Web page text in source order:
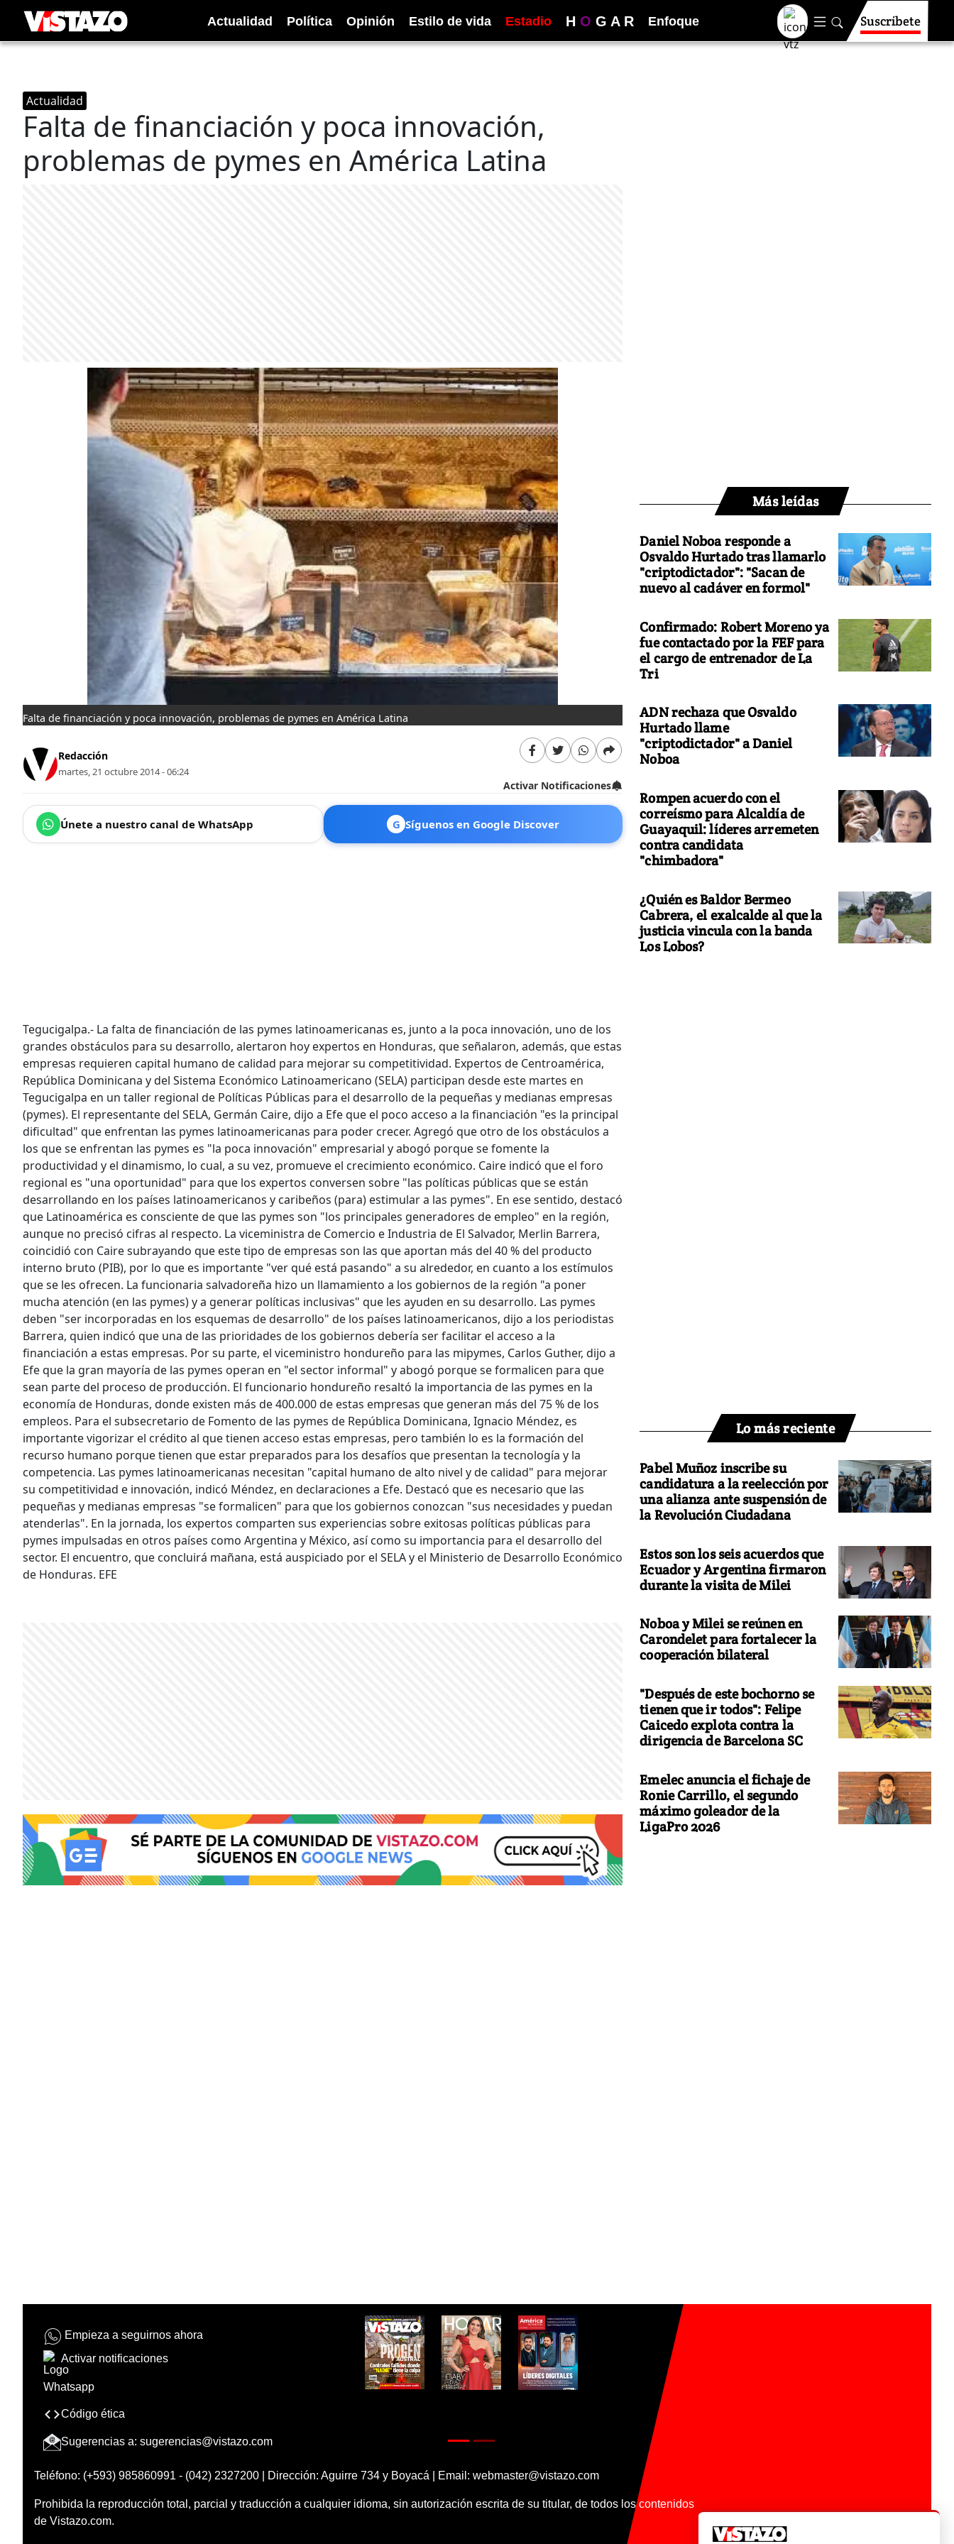
Actualidad Política Opinión Estilo de vida Estadio H O G A R Enfoque Suscríbete
Actualidad
Falta de financiación y poca innovación,
problemas de pymes en América Latina
Falta de financiación y poca innovación, problemas de pymes en América Latina
Redacción
martes, 21 octubre 2014 - 06:24
Activar Notificaciones
Únete a nuestro canal de WhatsApp G Síguenos en Google Discover
Tegucigalpa.- La falta de financiación de las pymes latinoamericanas es, junto a la poca innovación, uno de los
grandes obstáculos para su desarrollo, alertaron hoy expertos en Honduras, que señalaron, además, que estas
empresas requieren capital humano de calidad para mejorar su competitividad. Expertos de Centroamérica,
República Dominicana y del Sistema Económico Latinoamericano (SELA) participan desde este martes en
Tegucigalpa en un taller regional de Políticas Públicas para el desarrollo de la pequeñas y medianas empresas
(pymes). El representante del SELA, Germán Caire, dijo a Efe que el poco acceso a la financiación "es la principal
dificultad" que enfrentan las pymes latinoamericanas para poder crecer. Agregó que otro de los obstáculos a
los que se enfrentan las pymes es "la poca innovación" empresarial y abogó porque se fomente la
productividad y el dinamismo, lo cual, a su vez, promueve el crecimiento económico. Caire indicó que el foro
regional es "una oportunidad" para que los expertos conversen sobre "las políticas públicas que se están
desarrollando en los países latinoamericanos y caribeños (para) estimular a las pymes". En ese sentido, destacó
que Latinoamérica es consciente de que las pymes son "los principales generadores de empleo" en la región,
aunque no precisó cifras al respecto. La viceministra de Comercio e Industria de El Salvador, Merlin Barrera,
coincidió con Caire subrayando que este tipo de empresas son las que aportan más del 40 % del producto
interno bruto (PIB), por lo que es importante "ver qué está pasando" a su alrededor, en cuanto a los estímulos
que se les ofrecen. La funcionaria salvadoreña hizo un llamamiento a los gobiernos de la región "a poner
mucha atención (en las pymes) y a generar políticas inclusivas" que les ayuden en su desarrollo. Las pymes
deben "ser incorporadas en los esquemas de desarrollo" de los países latinoamericanos, dijo a los periodistas
Barrera, quien indicó que una de las prioridades de los gobiernos debería ser facilitar el acceso a la
financiación a estas empresas. Por su parte, el viceministro hondureño para las mipymes, Carlos Guther, dijo a
Efe que la gran mayoría de las pymes operan en "el sector informal" y abogó porque se formalicen para que
sean parte del proceso de producción. El funcionario hondureño resaltó la importancia de las pymes en la
economía de Honduras, donde existen más de 400.000 de estas empresas que generan más del 75 % de los
empleos. Para el subsecretario de Fomento de las pymes de República Dominicana, Ignacio Méndez, es
importante vigorizar el crédito al que tienen acceso estas empresas, pero también lo es la formación del
recurso humano porque tienen que estar preparados para los desafíos que presentan la tecnología y la
competencia. Las pymes latinoamericanas necesitan "capital humano de alto nivel y de calidad" para mejorar
su competitividad e innovación, indicó Méndez, en declaraciones a Efe. Destacó que es necesario que las
pequeñas y medianas empresas "se formalicen" para que los gobiernos conozcan "sus necesidades y puedan
atenderlas". En la jornada, los expertos comparten sus experiencias sobre exitosas políticas públicas para
pymes impulsadas en otros países como Argentina y México, así como su importancia para el desarrollo del
sector. El encuentro, que concluirá mañana, está auspiciado por el SELA y el Ministerio de Desarrollo Económico
de Honduras. EFE
Más leídas
Daniel Noboa responde a
Osvaldo Hurtado tras llamarlo
"criptodictador": "Sacan de
nuevo al cadáver en formol"
Confirmado: Robert Moreno ya
fue contactado por la FEF para
el cargo de entrenador de La
Tri
ADN rechaza que Osvaldo
Hurtado llame
"criptodictador" a Daniel
Noboa
Rompen acuerdo con el
correísmo para Alcaldía de
Guayaquil: líderes arremeten
contra candidata
"chimbadora"
¿Quién es Baldor Bermeo
Cabrera, el exalcalde al que la
justicia vincula con la banda
Los Lobos?
Lo más reciente
Pabel Muñoz inscribe su
candidatura a la reelección por
una alianza ante suspensión de
la Revolución Ciudadana
Estos son los seis acuerdos que
Ecuador y Argentina firmaron
durante la visita de Milei
Noboa y Milei se reúnen en
Carondelet para fortalecer la
cooperación bilateral
"Después de este bochorno se
tienen que ir todos": Felipe
Caicedo explota contra la
dirigencia de Barcelona SC
Emelec anuncia el fichaje de
Ronie Carrillo, el segundo
máximo goleador de la
LigaPro 2026
Empieza a seguirnos ahora
Activar notificaciones
Código ética
Sugerencias a: sugerencias@vistazo.com
Teléfono: (+593) 985860991 - (042) 2327200 | Dirección: Aguirre 734 y Boyacá | Email: webmaster@vistazo.com
Prohibida la reproducción total, parcial y traducción a cualquier idioma, sin autorización escrita de su titular, de todos los contenidos
de Vistazo.com.